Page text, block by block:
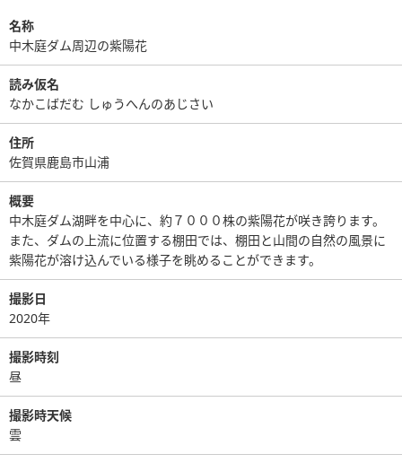
名称
中木庭ダム周辺の紫陽花
読み仮名
なかこばだむ しゅうへんのあじさい
住所
佐賀県鹿島市山浦
概要
中木庭ダム湖畔を中心に、約７０００株の紫陽花が咲き誇ります。
また、ダムの上流に位置する棚田では、棚田と山間の自然の風景に
紫陽花が溶け込んでいる様子を眺めることができます。
撮影日
2020年
撮影時刻
昼
撮影時天候
雲